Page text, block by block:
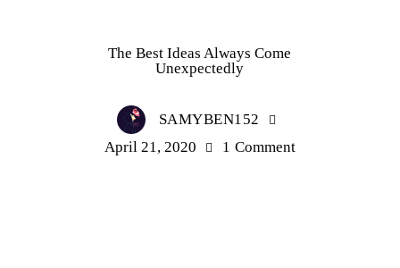
The Best Ideas Always Come
Unexpectedly
SAMYBEN152
April 21, 2020
1 Comment